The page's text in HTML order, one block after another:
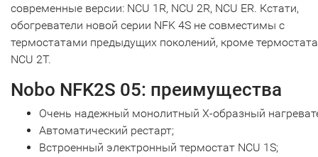
современные версии: NCU 1R, NCU 2R, NCU ER. Кстати,
обогреватели новой серии NFK 4S не совместимы с
термостатами предыдущих поколений, кроме термостата
NCU 2T.
Nobo NFK2S 05: преимущества
Очень надежный монолитный Х-образный
Автоматический рестарт;
Встроенный электронный термостат NCU 1S;